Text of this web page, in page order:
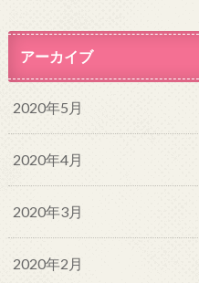
アーカイブ
2020年5月
2020年4月
2020年3月
2020年2月